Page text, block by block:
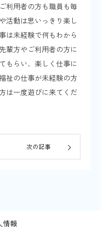
利用者の方も職員も毎
活動は思いっきり楽し
は未経験で何もわから
輩方やご利用者の方に
もらい、楽しく仕事に
祉の仕事が未経験の方
は一度遊びに来てくだ
次の記事
情報